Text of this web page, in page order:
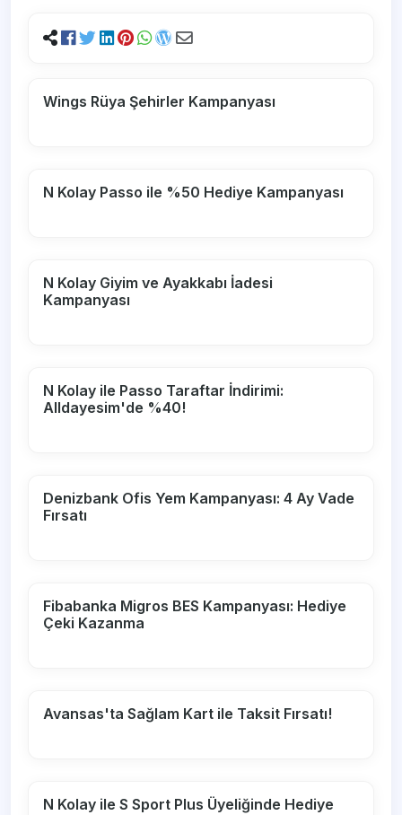
Wings Rüya Şehirler Kampanyası
N Kolay Passo ile %50 Hediye Kampanyası
N Kolay Giyim ve Ayakkabı İadesi
Kampanyası
N Kolay ile Passo Taraftar İndirimi:
Alldayesim'de %40!
Denizbank Ofis Yem Kampanyası: 4 Ay Vade
Fırsatı
Fibabanka Migros BES Kampanyası: Hediye
Çeki Kazanma
Avansas'ta Sağlam Kart ile Taksit Fırsatı!
N Kolay ile S Sport Plus Üyeliğinde Hediye